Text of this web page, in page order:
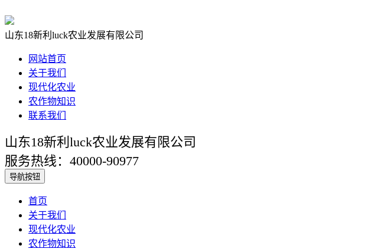
山东18新利luck农业发展有限公司
网站首页
关于我们
现代化农业
农作物知识
联系我们
山东18新利luck农业发展有限公司
服务热线：40000-90977
导航按钮
首页
关于我们
现代化农业
农作物知识